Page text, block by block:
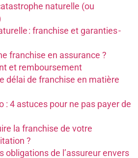
naturelle (ou
: franchise et garanties -
franchise en assurance ?
et remboursement
délai de franchise en matière
: 4 astuces pour ne pas payer de
la franchise de votre
?
obligations de l’assureur envers